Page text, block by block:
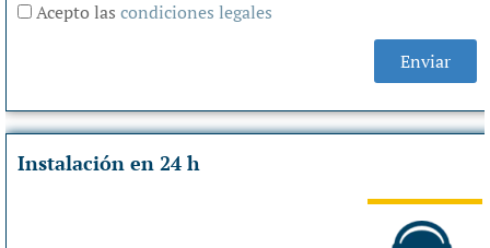
Acepto las condiciones legales
Enviar
Instalación en 24 h